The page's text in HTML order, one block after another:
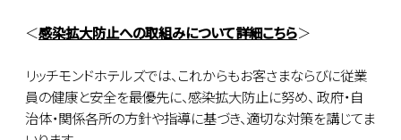
＜感染拡大防止への取組みについて詳細こちら＞
リッチモンドホテルズでは、これからもお客さまならびに従業
員の健康と安全を最優先に、感染拡大防止に努め、 政府・自
治体・関係各所の方針や指導に基づき、適切な対策を講じてま